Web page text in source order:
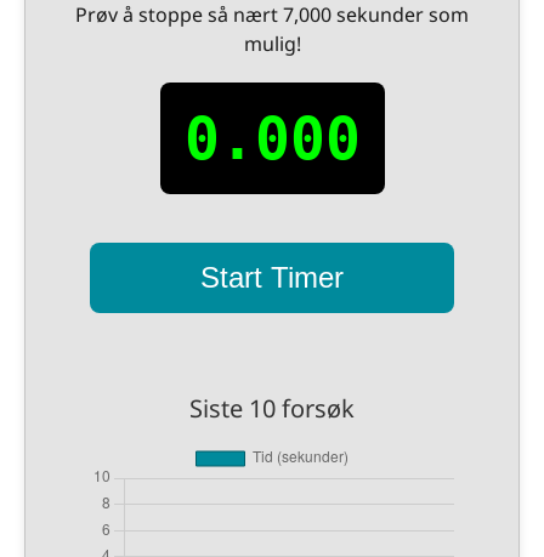
Prøv å stoppe så nært 7,000 sekunder som
mulig!
0.000
Start Timer
Siste 10 forsøk